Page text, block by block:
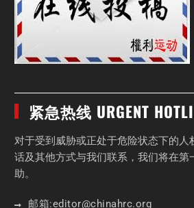
紧急热线 URGENT
对于受到威胁或正处于危险状态下的人
话及其他方式与我们联系，我们将在第
助。
邮箱:editor@chinahrc.org